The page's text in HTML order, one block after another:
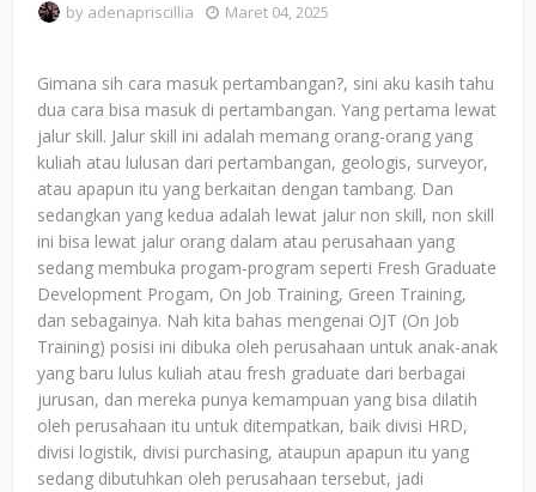
by adenapriscillia Maret 04, 2025
Gimana sih cara masuk pertambangan?, sini aku kasih tahu
dua cara bisa masuk di pertambangan. Yang pertama lewat
jalur skill. Jalur skill ini adalah memang orang-orang yang
kuliah atau lulusan dari pertambangan, geologis, surveyor,
atau apapun itu yang berkaitan dengan tambang. Dan
sedangkan yang kedua adalah lewat jalur non skill, non skill
ini bisa lewat jalur orang dalam atau perusahaan yang
sedang membuka progam-program seperti Fresh Graduate
Development Progam, On Job Training, Green Training,
dan sebagainya. Nah kita bahas mengenai OJT (On Job
Training) posisi ini dibuka oleh perusahaan untuk anak-anak
yang baru lulus kuliah atau fresh graduate dari berbagai
jurusan, dan mereka punya kemampuan yang bisa dilatih
oleh perusahaan itu untuk ditempatkan, baik divisi HRD,
divisi logistik, divisi purchasing, ataupun apapun itu yang
sedang dibutuhkan oleh perusahaan tersebut, jadi